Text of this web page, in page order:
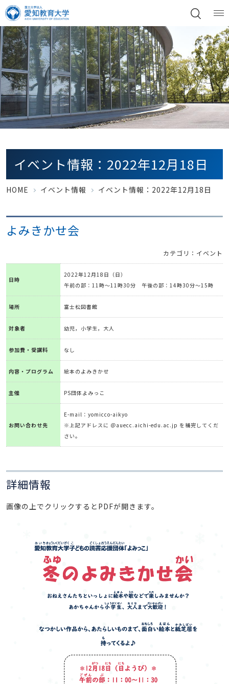
イベント情報：2022年12月18日
HOME イベント情報 イベント情報：2022年12月18日
よみきかせ会
カテゴリ：イベント
日時
2022年12月18日（日）
午前の部：11時～11時30分 午後の部：14時30分～15時
場所 富士松図書館
対象者 幼児，小学生，大人
参加費・受講料 なし
内容・プログラム 絵本のよみきかせ
主催 PS団体よみっこ
お問い合わせ先
E-mail：yomicco-aikyo
※上記アドレスに ＠auecc.aichi-edu.ac.jp を補完してくだ
さい。
詳細情報
画像の上でクリックするとPDFが開きます。